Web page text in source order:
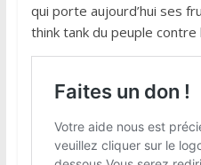
qui porte aujourd’hui ses
think tank du peuple contre